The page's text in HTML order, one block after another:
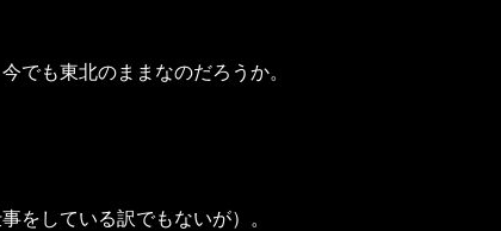
でも東北のままなのだろうか。
をしている訳でもないが）。